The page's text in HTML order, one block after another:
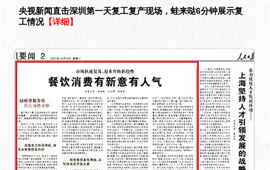
央视新闻直击深圳第一天复工复产现场，蛙来哒6分钟展示复
工情况【详细】